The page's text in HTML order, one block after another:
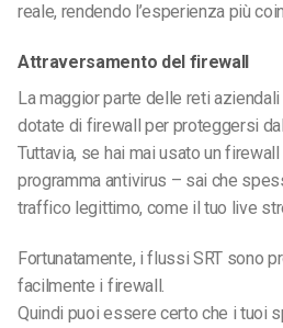
reale, rendendo l’esperienza più
Attraversamento del firewall
La maggior parte delle reti
dotate di firewall per proteggersi
Tuttavia, se hai mai usato un
programma antivirus – sai che
traffico legittimo, come il tuo live
Fortunatamente, i flussi SRT sono
facilmente i firewall.
Quindi puoi essere certo che i tuoi